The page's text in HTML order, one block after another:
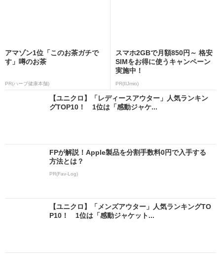
アマゾン1位「このお茶ガチで
す」噂のお茶
PR(ハーブ健康本舗)
スマホ2GBで月額850円～ 格安
SIMをお得に使うキャンペーン
実施中！
PR(IIJmio)
【ユニクロ】「レディースアウター」人気ランキン
グTOP10！ 1位は「感動ジャケ...
FPが解説！Apple製品を分割手数料0円で入手する
方法とは？
PR(Fav-Log)
【ユニクロ】「メンズアウター」人気ランキングTO
P10！ 1位は「感動ジャケット...